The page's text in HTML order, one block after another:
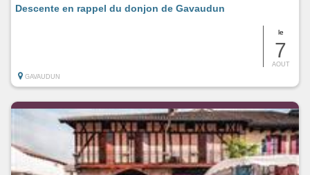
le
7
AOUT
Descente en rappel du donjon de Gavaudun
GAVAUDUN